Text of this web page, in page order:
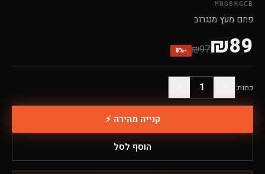
MNG8KGCB
פחם מעץ מנגרוב
₪89
₪97
-
8%
כמות: 1
קנייה מהירה ⚡
הוסף לסל